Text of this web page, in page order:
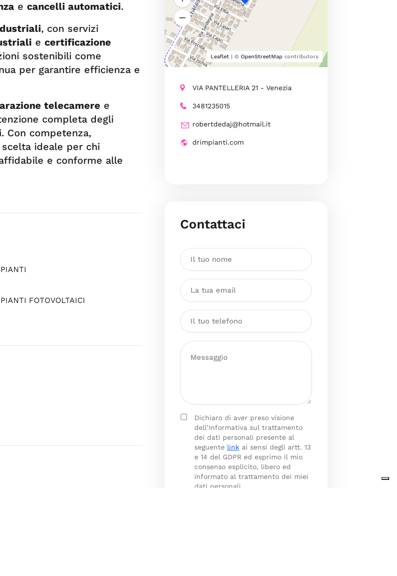
e cancelli automatici.
, con servizi
e certificazione
sostenibili come
per garantire efficienza e
telecamere e
completa degli
Con competenza,
ideale per chi
e conforme alle
FOTOVOLTAICI
Leaflet| © OpenStreetMapcontributors
VIA PANTELLERIA 21 - Venezia
3481235015
robertdedaj@hotmail.it
drimpianti.com
Contattaci
Dichiaro di aver preso visione
dell’Informativa sul trattamento
dei dati personali presente al
seguente linkai sensi degli artt. 13
e 14 del GDPR ed esprimo il mio
consenso esplicito, libero ed
informato al trattamento dei miei
dati personali.